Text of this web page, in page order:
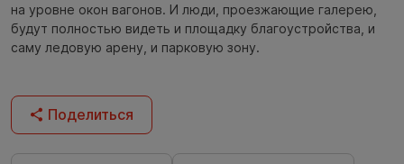
на уровне окон вагонов. И люди, проезжающие галерею,
будут полностью видеть и площадку благоустройства, и
саму ледовую арену, и парковую зону.
Поделиться